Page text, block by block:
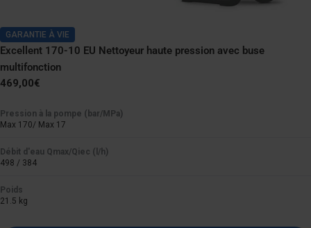
GARANTIE À VIE
Excellent 170-10 EU Nettoyeur haute pression avec buse
multifonction
Prix
469,00€
Pression à la pompe (bar/MPa)
Max 170/ Max 17
Débit d'eau Qmax/Qiec (l/h)
498 / 384
Poids
21.5 kg